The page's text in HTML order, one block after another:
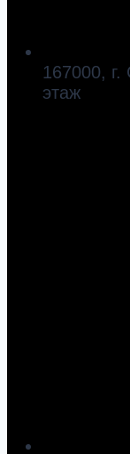
167000,
этаж